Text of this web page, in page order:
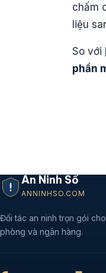
chấm
liệu
So với
phần
An Ninh Số
ANNINHSO.COM
Đối tác an ninh trọn gói
phòng và ngân hàng.